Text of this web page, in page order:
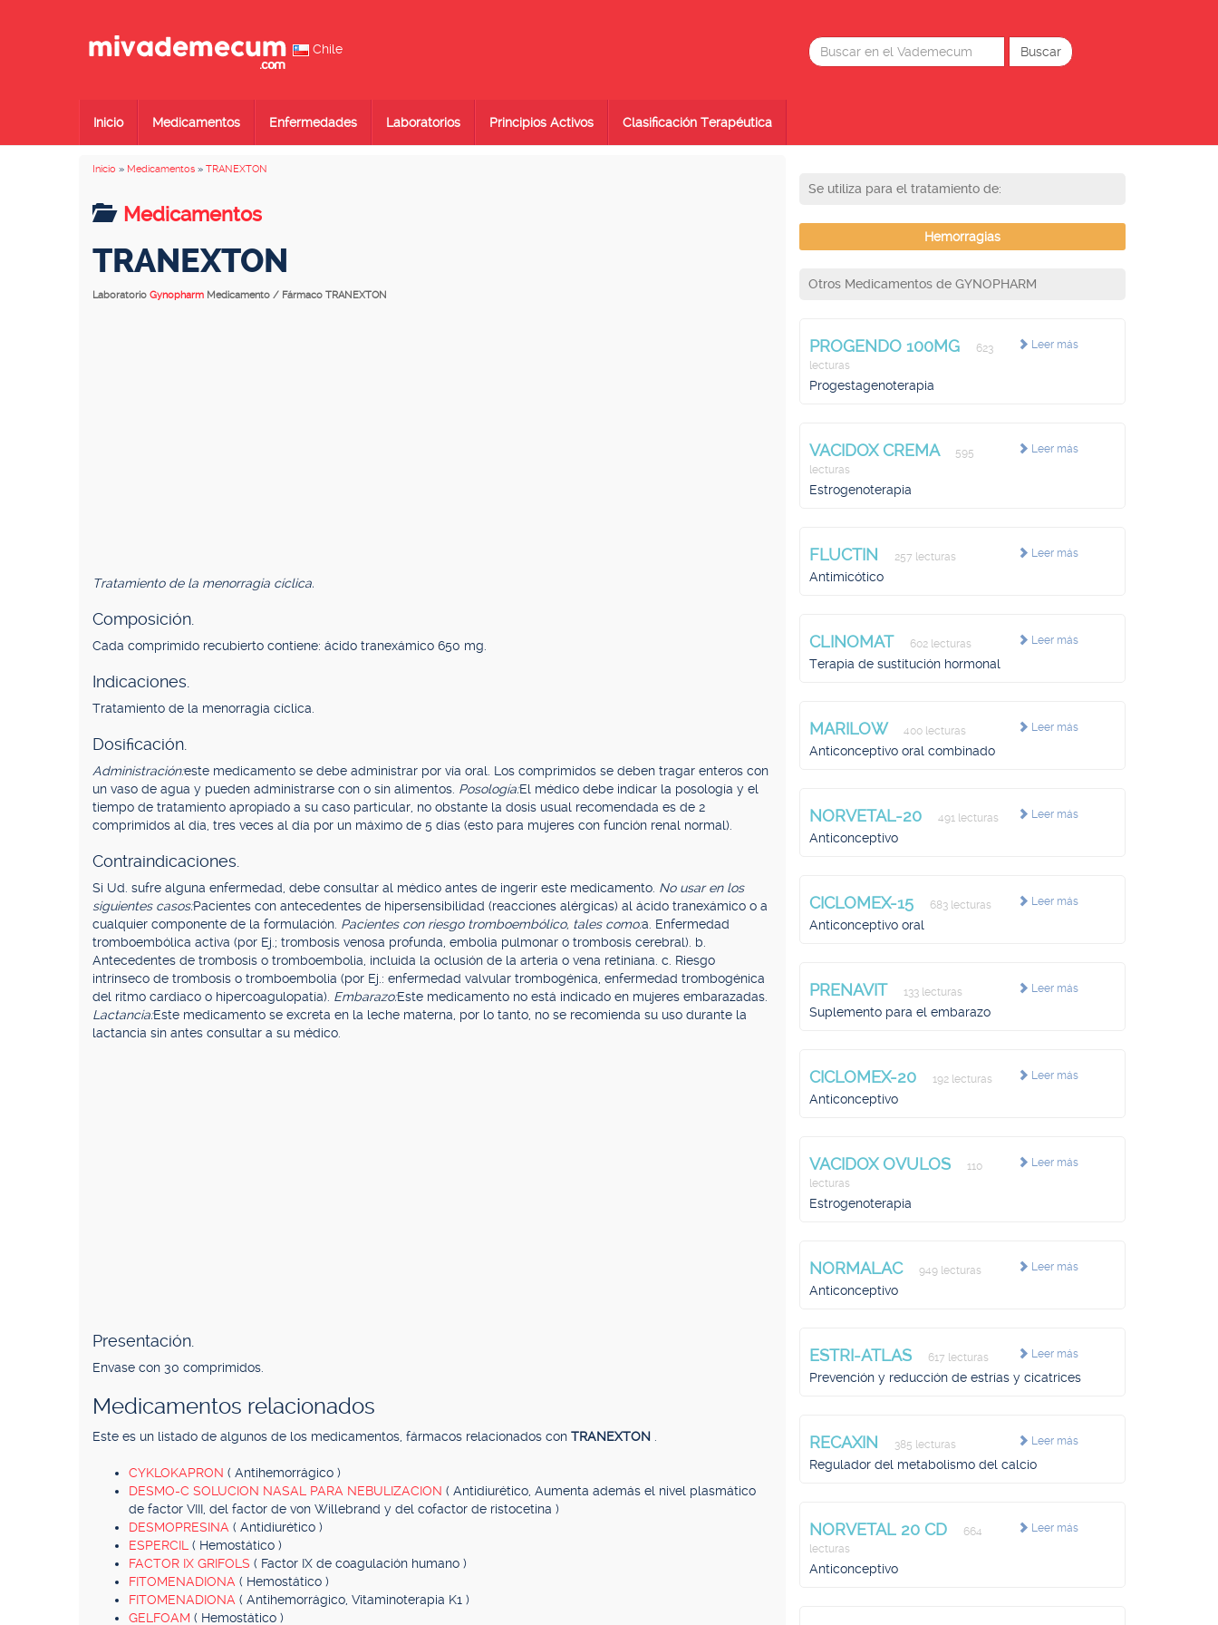
Chile
Inicio Medicamentos Enfermedades Laboratorios Principios Activos Clasificación Terapéutica
Inicio » Medicamentos » TRANEXTON
Medicamentos
TRANEXTON
Laboratorio Gynopharm Medicamento / Fármaco TRANEXTON
Tratamiento de la menorragia cíclica.
Composición.
Cada comprimido recubierto contiene: ácido tranexámico 650 mg.
Indicaciones.
Tratamiento de la menorragia cíclica.
Dosificación.
Administración:este medicamento se debe administrar por vía oral. Los comprimidos se deben tragar enteros con
un vaso de agua y pueden administrarse con o sin alimentos. Posología:El médico debe indicar la posología y el
tiempo de tratamiento apropiado a su caso particular, no obstante la dosis usual recomendada es de 2
comprimidos al día, tres veces al día por un máximo de 5 días (esto para mujeres con función renal normal).
Contraindicaciones.
Si Ud. sufre alguna enfermedad, debe consultar al médico antes de ingerir este medicamento. No usar en los
siguientes casos:Pacientes con antecedentes de hipersensibilidad (reacciones alérgicas) al ácido tranexámico o a
cualquier componente de la formulación. Pacientes con riesgo tromboembólico, tales como:a. Enfermedad
tromboembólica activa (por Ej.; trombosis venosa profunda, embolia pulmonar o trombosis cerebral). b.
Antecedentes de trombosis o tromboembolia, incluida la oclusión de la arteria o vena retiniana. c. Riesgo
intrínseco de trombosis o tromboembolia (por Ej.: enfermedad valvular trombogénica, enfermedad trombogénica
del ritmo cardiaco o hipercoagulopatía). Embarazo:Este medicamento no está indicado en mujeres embarazadas.
Lactancia:Este medicamento se excreta en la leche materna, por lo tanto, no se recomienda su uso durante la
lactancia sin antes consultar a su médico.
Presentación.
Envase con 30 comprimidos.
Medicamentos relacionados
Este es un listado de algunos de los medicamentos, fármacos relacionados con TRANEXTON
CYKLOKAPRON ( Antihemorrágico )
DESMO-C SOLUCION NASAL PARA NEBULIZACION ( Antidiurético, Aumenta además el nivel plasmático
de factor VIII, del factor de von Willebrand y del cofactor de ristocetina )
DESMOPRESINA ( Antidiurético )
ESPERCIL ( Hemostático )
FACTOR IX GRIFOLS ( Factor IX de coagulación humano )
FITOMENADIONA ( Hemostático )
FITOMENADIONA ( Antihemorrágico, Vitaminoterapia K1 )
GELFOAM ( Hemostático )
Se utiliza para el tratamiento de:
Hemorragias
Otros Medicamentos de GYNOPHARM
Leer más
PROGENDO 100MG
623
lecturas
Progestagenoterapia
Leer más
VACIDOX CREMA
595
lecturas
Estrogenoterapia
Leer más
FLUCTIN 257 lecturas
Antimicótico
Leer más
CLINOMAT 602 lecturas
Terapia de sustitución hormonal
Leer más
MARILOW 400 lecturas
Anticonceptivo oral combinado
Leer más
NORVETAL-20 491 lecturas
Anticonceptivo
Leer más
CICLOMEX-15 683 lecturas
Anticonceptivo oral
Leer más
PRENAVIT 133 lecturas
Suplemento para el embarazo
Leer más
CICLOMEX-20 192 lecturas
Anticonceptivo
Leer más
VACIDOX OVULOS
110
lecturas
Estrogenoterapia
Leer más
NORMALAC 949 lecturas
Anticonceptivo
Leer más
ESTRI-ATLAS 617 lecturas
Prevención y reducción de estrías y cicatrices
Leer más
RECAXIN 385 lecturas
Regulador del metabolismo del calcio
Leer más
NORVETAL 20 CD
664
lecturas
Anticonceptivo